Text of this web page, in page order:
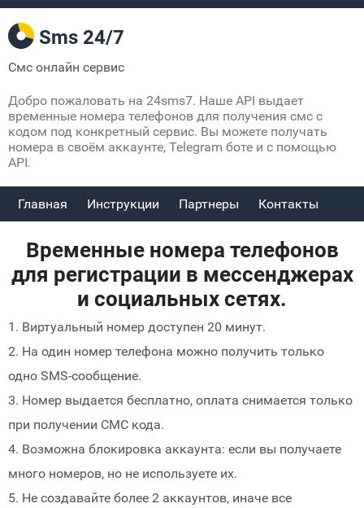
Sms 24/7
Смс онлайн сервис
Добро пожаловать на 24sms7. Наше API выдает
временные номера телефонов для получения смс с
кодом под конкретный сервис. Вы можете получать
номера в своём аккаунте, Telegram боте и с помощью
API.
Главная Инструкции Партнеры Контакты
Временные номера телефонов
для регистрации в мессенджерах
и социальных сетях.
1. Виртуальный номер доступен 20 минут.
2. На один номер телефона можно получить только
одно SMS-сообщение.
3. Номер выдается бесплатно, оплата снимается только
при получении СМС кода.
4. Возможна блокировка аккаунта: если вы получаете
много номеров, но не используете их.
5. Не создавайте более 2 аккаунтов, иначе все